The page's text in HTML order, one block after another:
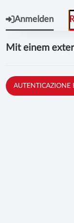
Anmelden
Mit einem
AUTENTICAZIONE